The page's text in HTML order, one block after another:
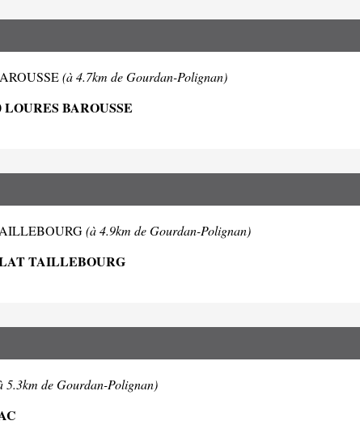
(à 4.7km de Gourdan-Polignan)
BAROUSSE
(à 4.9km de Gourdan-Polignan)
TAILLEBOURG
5.3km de Gourdan-Polignan)